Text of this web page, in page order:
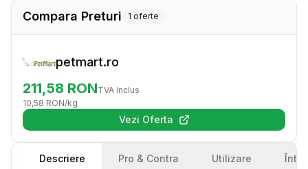
Compara Preturi 1 oferte
petmart.ro
211,58 RONTVA Inclus
10,58 RON/kg
Vezi Oferta(se deschide într-o filă nouă)
Descriere Pro & Contra Utilizare